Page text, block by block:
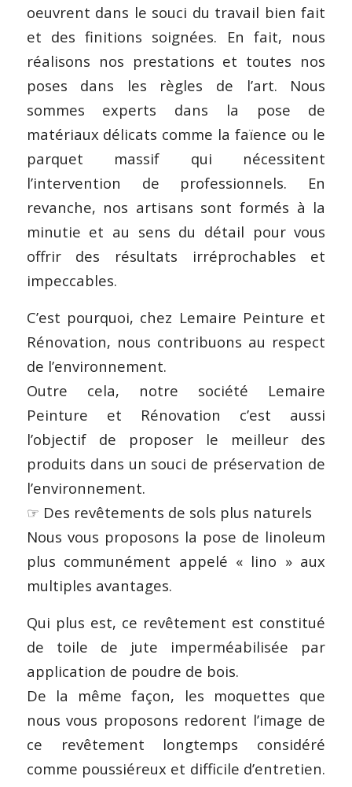
oeuvrent dans le souci du travail bien fait
et des finitions soignées. En fait, nous
réalisons nos prestations et toutes nos
poses dans les règles de l’art. Nous
sommes experts dans la pose de
matériaux délicats comme la faïence ou le
parquet massif qui nécessitent
l’intervention de professionnels. En
revanche, nos artisans sont formés à la
minutie et au sens du détail pour vous
offrir des résultats irréprochables et
impeccables.
C’est pourquoi, chez Lemaire Peinture et
Rénovation, nous contribuons au respect
de l’environnement.
Outre cela, notre société Lemaire
Peinture et Rénovation c’est aussi
l’objectif de proposer le meilleur des
produits dans un souci de préservation de
l’environnement.
☞ Des revêtements de sols plus naturels
Nous vous proposons la pose de linoleum
plus communément appelé « lino » aux
multiples avantages.
Qui plus est, ce revêtement est constitué
de toile de jute imperméabilisée par
application de poudre de bois.
De la même façon, les moquettes que
nous vous proposons redorent l’image de
ce revêtement longtemps considéré
comme poussiéreux et difficile d’entretien.